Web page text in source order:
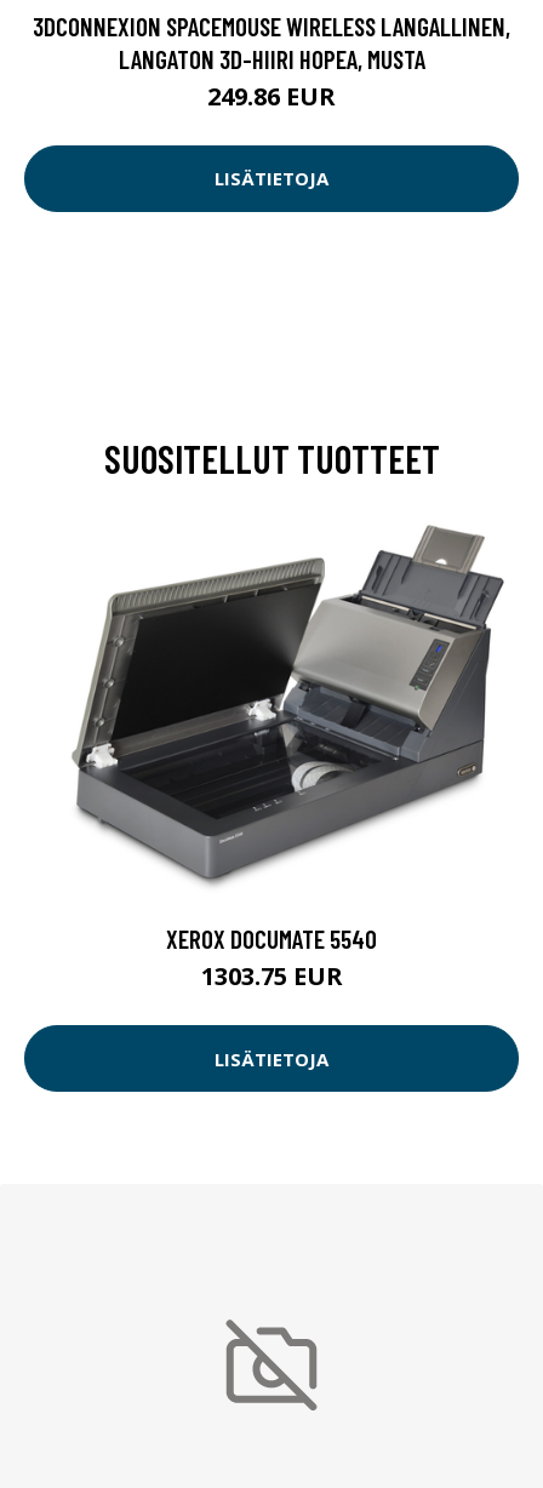
3DCONNEXION SPACEMOUSE WIRELESS LANGALLINEN,
LANGATON 3D-HIIRI HOPEA, MUSTA
249.86 EUR
LISÄTIETOJA
SUOSITELLUT TUOTTEET
XEROX DOCUMATE 5540
1303.75 EUR
LISÄTIETOJA